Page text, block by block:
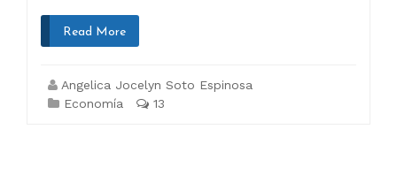
Read More
Angelica Jocelyn Soto Espinosa
Economía
13